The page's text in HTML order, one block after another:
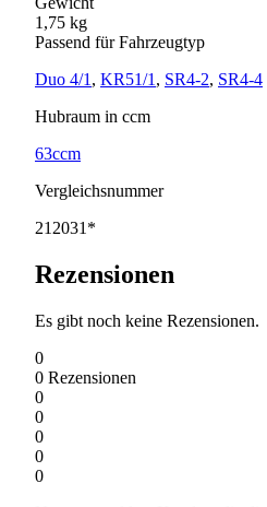
1,75 kg
Passend für Fahrzeugtyp
Duo 4/1 , KR51/1 , SR4-2, SR4-4
Hubraum in ccm
63ccm
Vergleichsnummer
212031*
Rezensionen
Es gibt noch keine Rezensionen.
0
0 Rezensionen
0
0
0
0
0